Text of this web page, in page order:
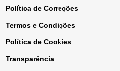
Política de Correções
Termos e Condições
Política de Cookies
Transparência